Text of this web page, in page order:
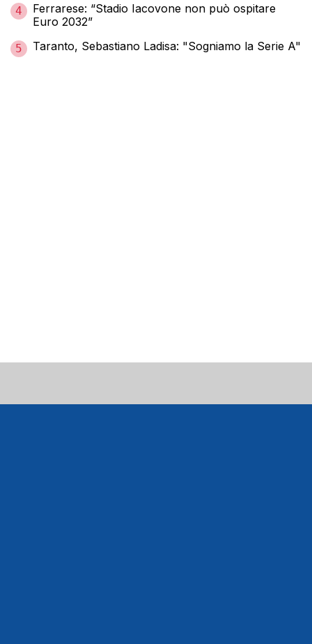
4
Ferrarese: “Stadio Iacovone non può ospitare
Euro 2032”
5 Taranto, Sebastiano Ladisa: "Sogniamo la Serie A"